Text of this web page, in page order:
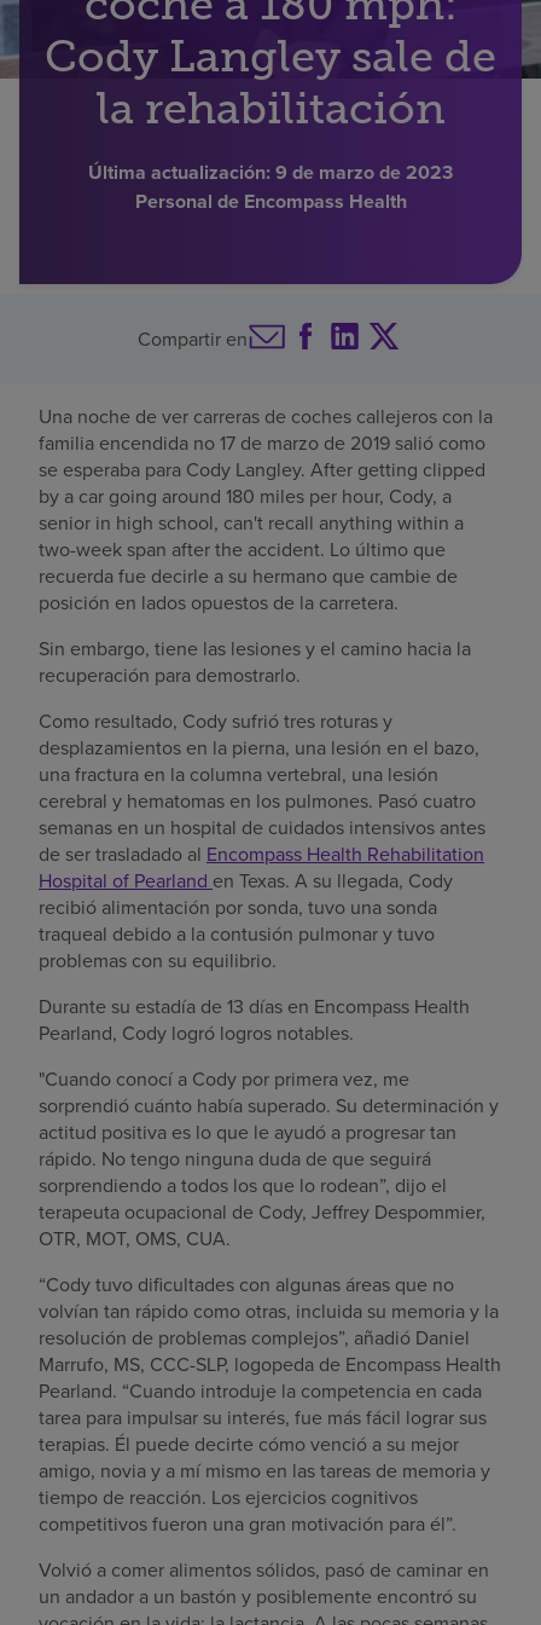
Buscar un centro
Cody Langley sale de
la rehabilitación
Última actualización: 9 de marzo de 2023
Personal de Encompass Health
Compartir en
Una noche de ver carreras de coches callejeros con la
familia encendida no 17 de marzo de 2019 salió como
se esperaba para Cody Langley. After getting clipped
by a car going around 180 miles per hour, Cody, a
senior in high school, can't recall anything within a
two-week span after the accident. Lo último que
recuerda fue decirle a su hermano que cambie de
posición en lados opuestos de la carretera.
Sin embargo, tiene las lesiones y el camino hacia la
recuperación para demostrarlo.
Como resultado, Cody sufrió tres roturas y
desplazamientos en la pierna, una lesión en el bazo,
una fractura en la columna vertebral, una lesión
cerebral y hematomas en los pulmones. Pasó cuatro
semanas en un hospital de cuidados intensivos antes
de ser trasladado al Encompass Health Rehabilitation
Hospital of Pearland en Texas. A su llegada, Cody
recibió alimentación por sonda, tuvo una sonda
traqueal debido a la contusión pulmonar y tuvo
problemas con su equilibrio.
Durante su estadía de 13 días en Encompass Health
Pearland, Cody logró logros notables.
"Cuando conocí a Cody por primera vez, me
sorprendió cuánto había superado. Su determinación y
actitud positiva es lo que le ayudó a progresar tan
rápido. No tengo ninguna duda de que seguirá
sorprendiendo a todos los que lo rodean”, dijo el
terapeuta ocupacional de Cody, Jeffrey Despommier,
OTR, MOT, OMS, CUA.
“Cody tuvo dificultades con algunas áreas que no
volvían tan rápido como otras, incluida su memoria y la
resolución de problemas complejos”, añadió Daniel
Marrufo, MS, CCC-SLP, logopeda de Encompass Health
Pearland. “Cuando introduje la competencia en cada
tarea para impulsar su interés, fue más fácil lograr sus
terapias. Él puede decirte cómo venció a su mejor
amigo, novia y a mí mismo en las tareas de memoria y
tiempo de reacción. Los ejercicios cognitivos
competitivos fueron una gran motivación para él”.
Volvió a comer alimentos sólidos, pasó de caminar en
un andador a un bastón y posiblemente encontró su